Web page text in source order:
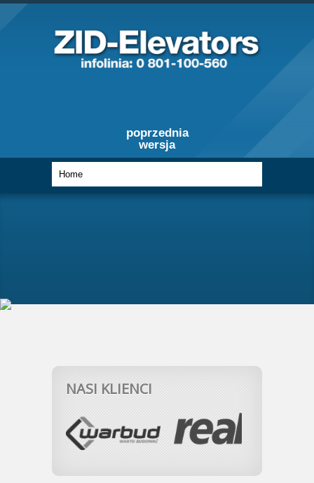
poprzednia
wersja
NASI KLIENCI